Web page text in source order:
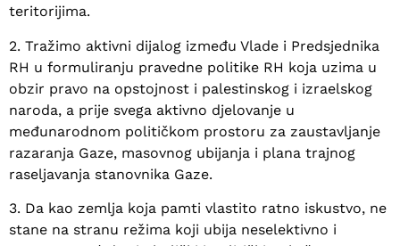
teritorijima.
2. Tražimo aktivni dijalog između Vlade i Predsjednika
RH u formuliranju pravedne politike RH koja uzima u
obzir pravo na opstojnost i palestinskog i izraelskog
naroda, a prije svega aktivno djelovanje u
međunarodnom političkom prostoru za zaustavljanje
razaranja Gaze, masovnog ubijanja i plana trajnog
raseljavanja stanovnika Gaze.
3. Da kao zemlja koja pamti vlastito ratno iskustvo, ne
stane na stranu režima koji ubija neselektivno i